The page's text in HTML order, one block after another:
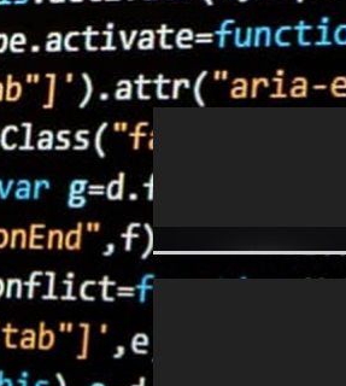
製便宜又
工智慧模
All